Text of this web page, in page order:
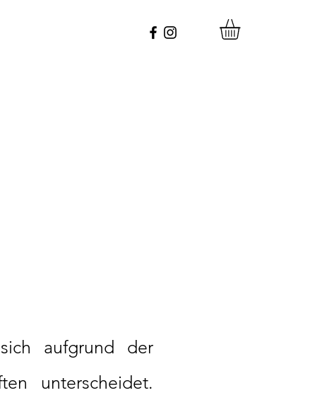
aufgrund der
unterscheidet.